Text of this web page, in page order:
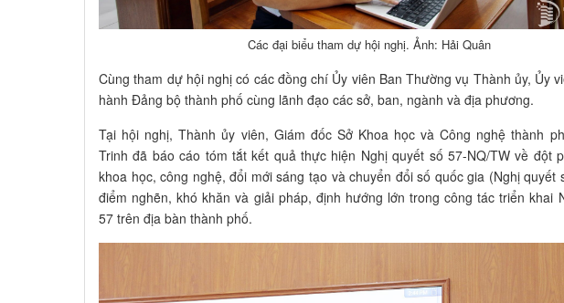
Các đại biểu tham dự hội nghị. Ảnh: Hải Quân
Cùng tham dự hội nghị có các đồng chí Ủy viên Ban Thường vụ Thành ủy, Ủy
hành Đảng bộ thành phố cùng lãnh đạo các sở, ban, ngành và địa phương.
Tại hội nghị, Thành ủy viên, Giám đốc Sở Khoa học và Công nghệ thành
Trinh đã báo cáo tóm tắt kết quả thực hiện Nghị quyết số 57-NQ/TW về đột
khoa học, công nghệ, đổi mới sáng tạo và chuyển đổi số quốc gia (Nghị quyết
điểm nghẽn, khó khăn và giải pháp, định hướng lớn trong công tác triển khai
57 trên địa bàn thành phố.